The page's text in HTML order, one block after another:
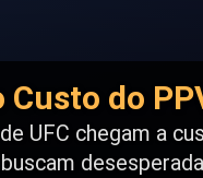
Custo do
UFC chegam a